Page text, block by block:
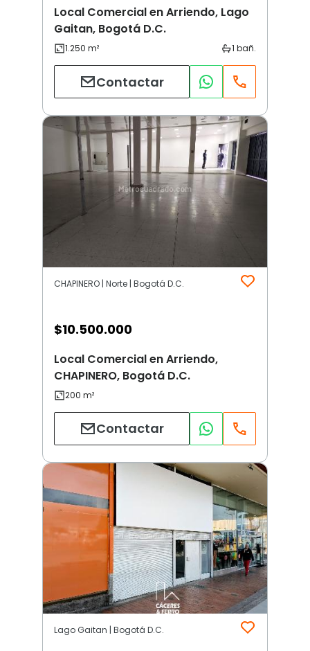
Local Comercial en Arriendo, Lago
Gaitan, Bogotá D.C.
Contactar
CHAPINERO | Norte | Bogotá D.C.
$10.500.000
Local Comercial en Arriendo,
CHAPINERO, Bogotá D.C.
Contactar
Lago Gaitan | Bogotá D.C.